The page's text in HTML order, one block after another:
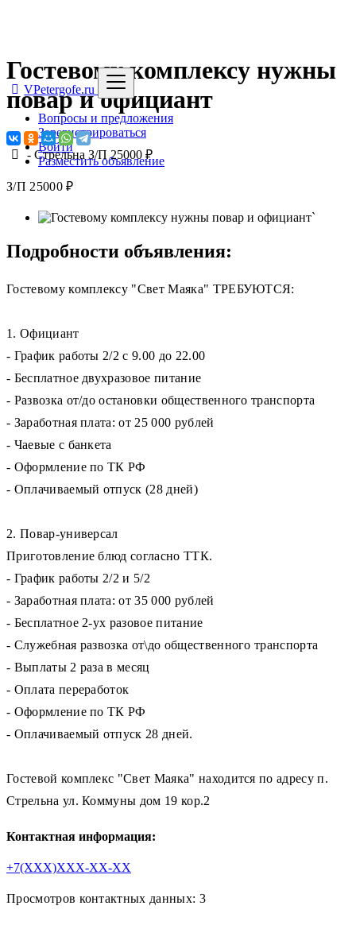
VPetergofe.ru
Вопросы и предложения
Зарегистрироваться
Войти
Разместить объявление
Гостевому комплексу нужны
повар и официант
-СтрельнаЗ/П 25000 ₽
З/П 25000 ₽
`
Подробности объявления:
Гостевому комплексу "Свет Маяка" ТРЕБУЮТСЯ:
1. Официант
- График работы 2/2 с 9.00 до 22.00
- Бесплатное двухразовое питание
- Развозка от/до остановки общественного транспорта
- Заработная плата: от 25 000 рублей
- Чаевые с банкета
- Оформление по ТК РФ
- Оплачиваемый отпуск (28 дней)
2. Повар-универсал
Приготовление блюд согласно ТТК.
- График работы 2/2 и 5/2
- Заработная плата: от 35 000 рублей
- Бесплатное 2-ух разовое питание
- Служебная развозка от\до общественного транспорта
- Выплаты 2 раза в месяц
- Оплата переработок
- Оформление по ТК РФ
- Оплачиваемый отпуск 28 дней.
Гостевой комплекс "Свет Маяка" находится по адресу п.
Стрельна ул. Коммуны дом 19 кор.2
Контактная информация:
+7(XXX)XXX-XX-XX
Просмотров контактных данных: 3